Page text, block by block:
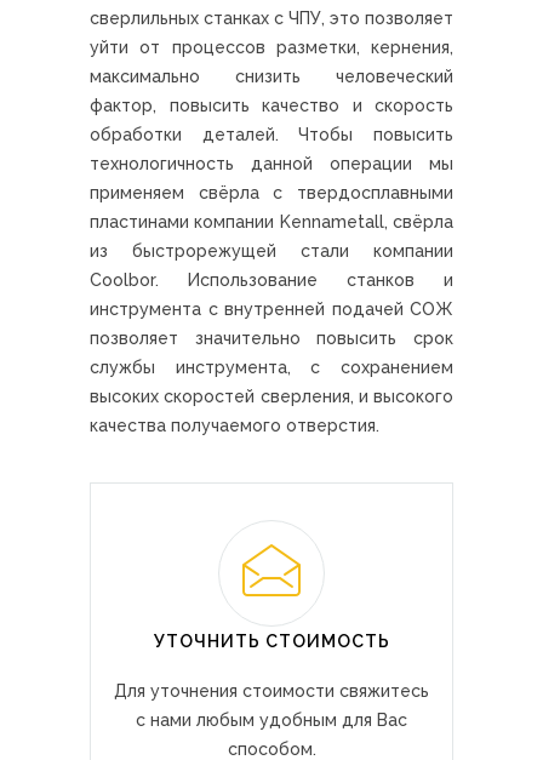
сверлильных станках с ЧПУ, это позволяет
уйти от процессов разметки, кернения,
максимально снизить человеческий
фактор, повысить качество и скорость
обработки деталей. Чтобы повысить
технологичность данной операции мы
применяем свёрла с твердосплавными
пластинами компании Kennametall, свёрла
из быстрорежущей стали компании
Coolbor. Использование станков и
инструмента с внутренней подачей СОЖ
позволяет значительно повысить срок
службы инструмента, с сохранением
высоких скоростей сверления, и высокого
качества получаемого отверстия.
УТОЧНИТЬ СТОИМОСТЬ
Для уточнения стоимости свяжитесь
с нами любым удобным для Вас
способом.